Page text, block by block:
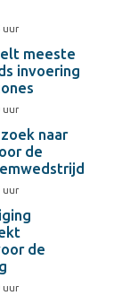
uur
meeste
invoering
uur
naar
de
uur
de
uur